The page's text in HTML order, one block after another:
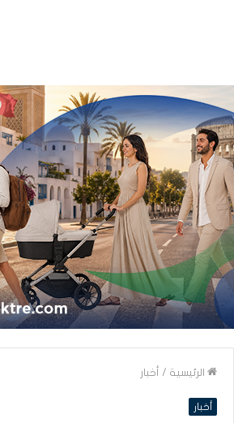
الرئيسية / أخبار
أخبار